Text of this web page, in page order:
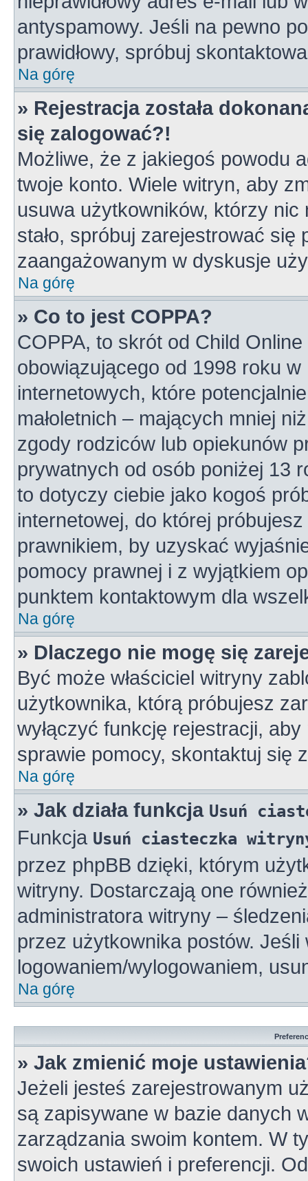
antyspamowy. Jeśli na pewno
prawidłowy, spróbuj
Na górę
» Rejestracja została
się zalogować?!
Możliwe, że z jakiegoś powodu
twoje konto. Wiele witryn, aby
usuwa użytkowników, którzy
stało, spróbuj zarejestrować
zaangażowanym w dyskusje
Na górę
» Co to jest COPPA?
COPPA, to skrót od Child
obowiązującego od 1998 roku w
internetowych, które
małoletnich – mających mniej
zgody rodziców lub opiekunów
prywatnych od osób poniżej 13
to dotyczy ciebie jako kogoś
internetowej, do której
prawnikiem, by uzyskać
pomocy prawnej i z wyjątkiem
punktem kontaktowym dla
Na górę
» Dlaczego nie mogę się
Być może właściciel witryny
użytkownika, którą próbujesz
wyłączyć funkcję rejestracji,
sprawie pomocy, skontaktuj się
Na górę
» Jak działa funkcja Usuń
Funkcja Usuń ciasteczka
przez phpBB dzięki, którym
witryny. Dostarczają one
administratora witryny –
przez użytkownika postów.
logowaniem/wylogowaniem,
Na górę
» Jak zmienić moje
Jeżeli jesteś zarejestrowanym
są zapisywane w bazie danych
zarządzania swoim kontem. W
swoich ustawień i preferencji.